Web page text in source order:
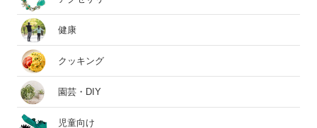
健康
クッキング
園芸・DIY
児童向け